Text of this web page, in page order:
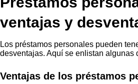
ventajas y
Los préstamos personales pueden
desventajas. Aquí se enlistan algunas
Ventajas de los préstamos